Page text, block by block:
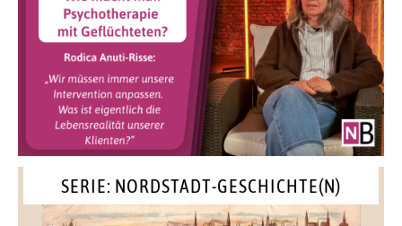
SERIE: NORDSTADT-GESCHICHTE(N)